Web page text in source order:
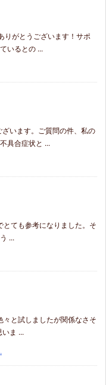
りがとうございます！サポ
いるとの ...
います。ご質問の件、私の
具合症状と ...
ても参考になりました。そ
...
々と試しましたが関係なさそ
ま ...